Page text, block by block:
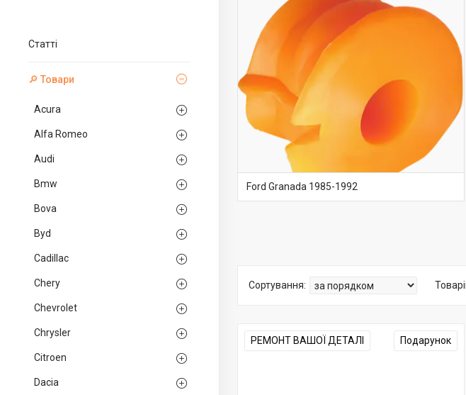
Статті
🔎 Товари
Acura
Alfa Romeo
Audi
Bmw
Bova
Byd
Cadillac
Chery
Chevrolet
Chrysler
Citroen
Dacia
Ford Granada 1985-1992
РЕМОНТ ВАШОЇ ДЕТАЛІ Подарунок